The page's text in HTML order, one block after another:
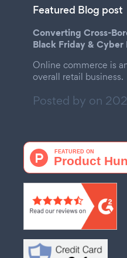
Featured Blog post
Converting Cross-
Black Friday & Cyber
Online commerce is
overall retail business.
Posted by on